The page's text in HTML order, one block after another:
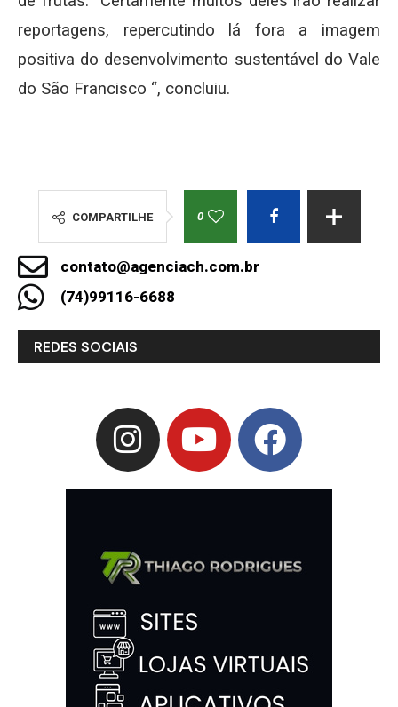
reportagens, repercutindo lá fora a imagem
positiva do desenvolvimento sustentável do Vale
do São Francisco “, concluiu.
COMPARTILHE 0
contato@agenciach.com.br
(74)99116-6688
REDES SOCIAIS